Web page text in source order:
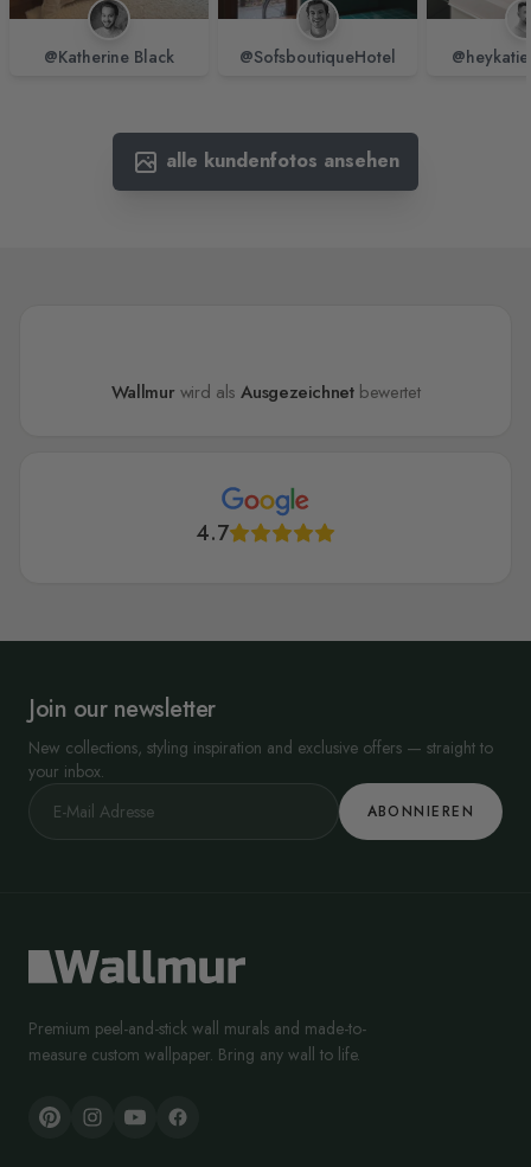
@Katherine Black @SofsboutiqueHotel
alle kundenfotos ansehen
Wallmur wird alsAusgezeichnetbewertet
4.7
Join our newsletter
New collections, styling inspiration and exclusive offers — straight to
your inbox.
ABONNIEREN
Premium peel-and-stick wall murals and made-to-
measure custom wallpaper. Bring any wall to life.